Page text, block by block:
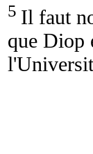
5 Il faut
que Diop